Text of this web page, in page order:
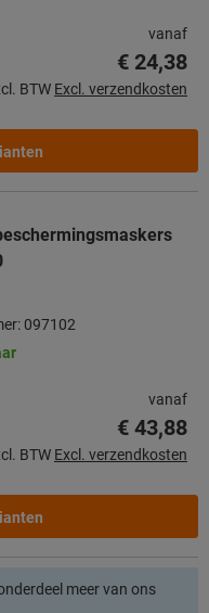
vanaf
€ 24,38
BTW Excl. verzendkosten
097102
vanaf
€ 43,88
BTW Excl. verzendkosten
meer van ons